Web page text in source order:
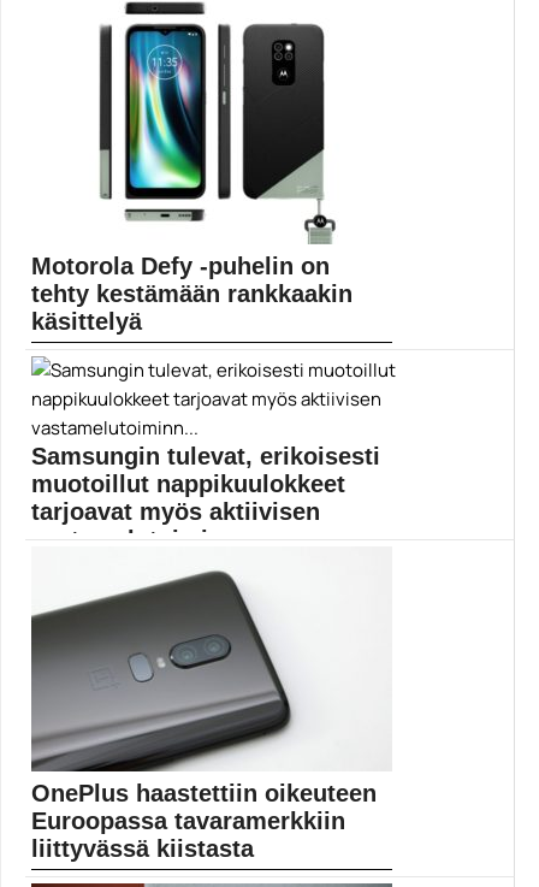
Motorola Defy -puhelin on
tehty kestämään rankkaakin
käsittelyä
Reippaampaan menoon suunnattuja puhelimia
valmistava Bullitt on lähtenyt...
IP68-luokitus
Samsungin tulevat, erikoisesti
muotoillut nappikuulokkeet
tarjoavat myös aktiivisen
vastamelutoiminn...
Samsungilta on vuotojen perusteella luvassa uudet
langattomat Galaxy...
OnePlus haastettiin oikeuteen
Euroopassa tavaramerkkiin
liittyvässä kiistasta